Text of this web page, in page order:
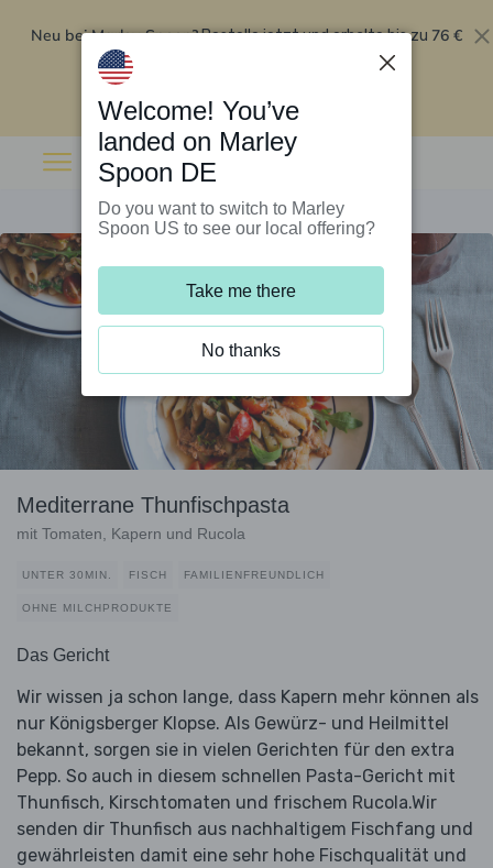
Neu bei Marley Spoon?Bestelle jetzt und erhalte bis zu 76 €
Rabatt auf deine ersten fünf Boxen
Mediterrane Thunfischpasta
mit Tomaten, Kapern und Rucola
UNTER 30MIN. FISCH FAMILIENFREUNDLICH
OHNE MILCHPRODUKTE
Das Gericht
Wir wissen ja schon lange, dass Kapern mehr können als
nur Königsberger Klopse. Als Gewürz- und Heilmittel
bekannt, sorgen sie in vielen Gerichten für den extra
Pepp. So auch in diesem schnellen Pasta-Gericht mit
Thunfisch, Kirschtomaten und frischem Rucola.Wir
senden dir Thunfisch aus nachhaltigem Fischfang und
gewährleisten damit eine sehr hohe Fischqualität und
Welcome! You’ve
landed on Marley
Spoon DE
Do you want to switch to Marley
Spoon US to see our local offering?
Take me there
No thanks